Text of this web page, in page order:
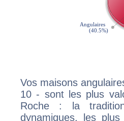
Vos maisons
10 - sont les plus
Roche : la
dynamiques, les